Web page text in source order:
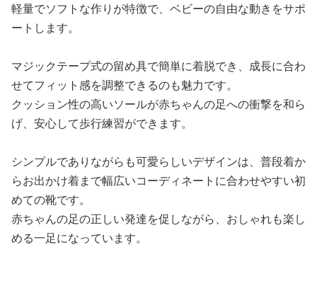
軽量でソフトな作りが特徴で、ベビーの自由な動きをサポ
ートします。
マジックテープ式の留め具で簡単に着脱でき、成長に合わ
せてフィット感を調整できるのも魅力です。
クッション性の高いソールが赤ちゃんの足への衝撃を和ら
げ、安心して歩行練習ができます。
シンプルでありながらも可愛らしいデザインは、普段着か
らお出かけ着まで幅広いコーディネートに合わせやすい初
めての靴です。
赤ちゃんの足の正しい発達を促しながら、おしゃれも楽し
める一足になっています。